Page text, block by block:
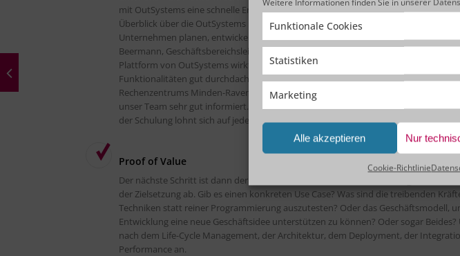
Funktionale Cookies
Statistiken
Marketing
Alle akzeptieren Nur
Cookie-Richtlinie
mit OutSystems eine schnelle Entwicklung vorantreiben können. In dieser
Überblick über die OutSystems Low-Code-Plattform. Im Training lernen Sie, wie
Unternehmen planen, entwickeln, ändern, bereitstellen und verwalten können.
Beermann, Geschäftsbereichsleiter Softwareentwickler, Kommunales
Plattform von OutSystems wirkt bereits in den ersten Stunden der Nutzung sehr
Funktionalitäten gut durchdacht. Diese Erfahrung machten wir als Software-
Rechenzentrums Minden-Ravensberg/Lippe (krz) beim Jump Start Training in
unser Team sehr gut informiert. Der Gesamteindruck nach einem Tag
der Schulung lohnt sich auf jeden Fall.“
Proof of Value
Der nächste Schritt ist dann der Proof of Value (PoV). Die Anzahl der Tage, die in
der Zielsetzung ab. Gib es einen konkreten Use Case? Was sind die treibenden
Techniken statt reiner Programmierung auszutesten? Oder das Geschäftsmodell,
Entwicklung eine neue Geschäftsidee unterstützen zu können? Oder sogar
nach dem Life-Cycle Management, der Architektur, dem Deployment, der
Performance an.